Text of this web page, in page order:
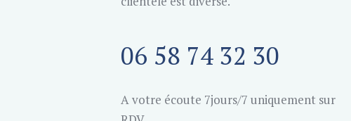
06 58 74 32 30
A votre écoute 7jours/7 uniquement sur